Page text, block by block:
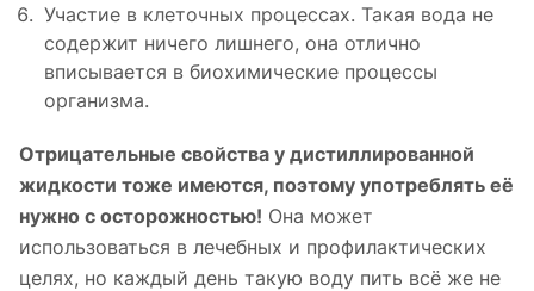
Участие в клеточных процессах. Такая вода не
содержит ничего лишнего, она отлично
вписывается в биохимические процессы
организма.
Отрицательные свойства у дистиллированной
жидкости тоже имеются, поэтому употреблять её
нужно с осторожностью! Она может
использоваться в лечебных и профилактических
целях, но каждый день такую воду пить всё же не